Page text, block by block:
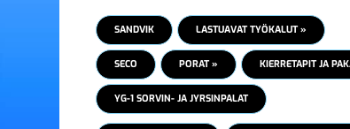
SANDVIK LASTUAVAT TYÖKALUT »
SECO PORAT » KIERRETAPIT JA
YG-1 SORVIN- JA JYRSINPALAT